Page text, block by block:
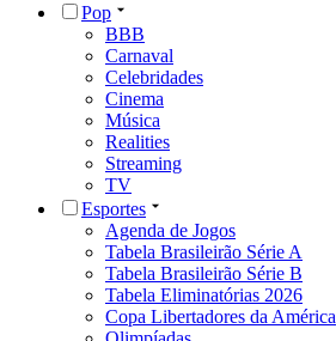
Pop
BBB
Carnaval
Celebridades
Cinema
Música
Realities
Streaming
TV
Esportes
Agenda de Jogos
Tabela Brasileirão Série A
Tabela Brasileirão Série B
Tabela Eliminatórias 2026
Copa Libertadores da América